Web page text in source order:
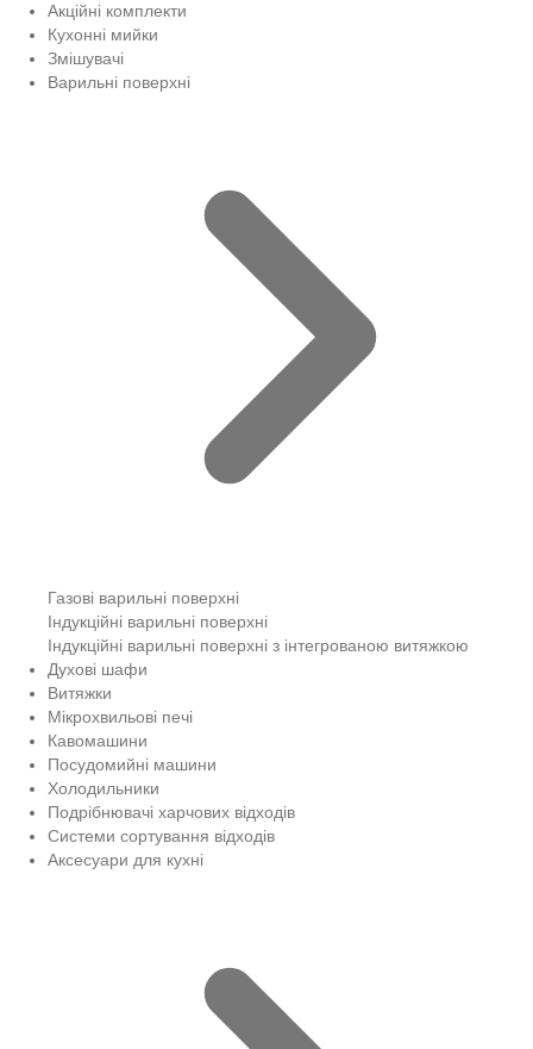
Акційні комплекти
Кухонні мийки
Змішувачі
Варильні поверхні
Газові варильні поверхні
Індукційні варильні поверхні
Індукційні варильні поверхні з інтегрованою витяжкою
Духові шафи
Витяжки
Мікрохвильові печі
Кавомашини
Посудомийні машини
Холодильники
Подрібнювачі харчових відходів
Системи сортування відходів
Аксесуари для кухні